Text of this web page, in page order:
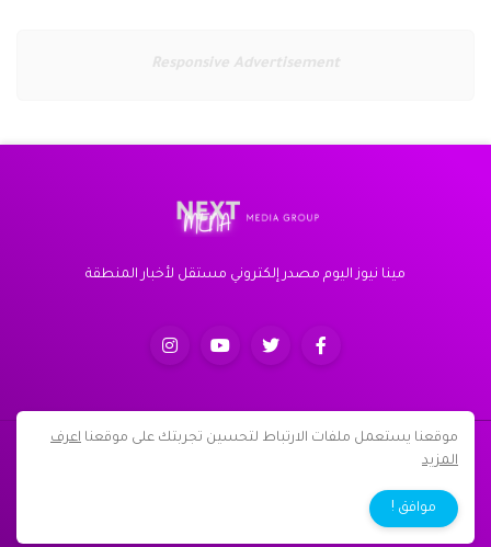
Responsive Advertisement
مينا نيوز اليوم مصدر إلكتروني مستقل لأخبار المنطقة
الرئيسية
موقعنا يستعمل ملفات الارتباط لتحسين تجربتك على موقعنا اعرف
المزيد
موافق !